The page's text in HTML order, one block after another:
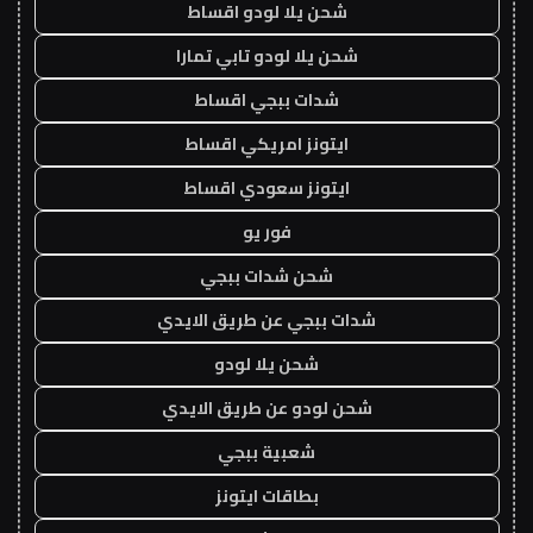
شحن يلا لودو اقساط
شحن يلا لودو تابي تمارا
شدات ببجي اقساط
ايتونز امريكي اقساط
ايتونز سعودي اقساط
فور يو
شحن شدات ببجي
شدات ببجي عن طريق الايدي
شحن يلا لودو
شحن لودو عن طريق الايدي
شعبية ببجي
بطاقات ايتونز